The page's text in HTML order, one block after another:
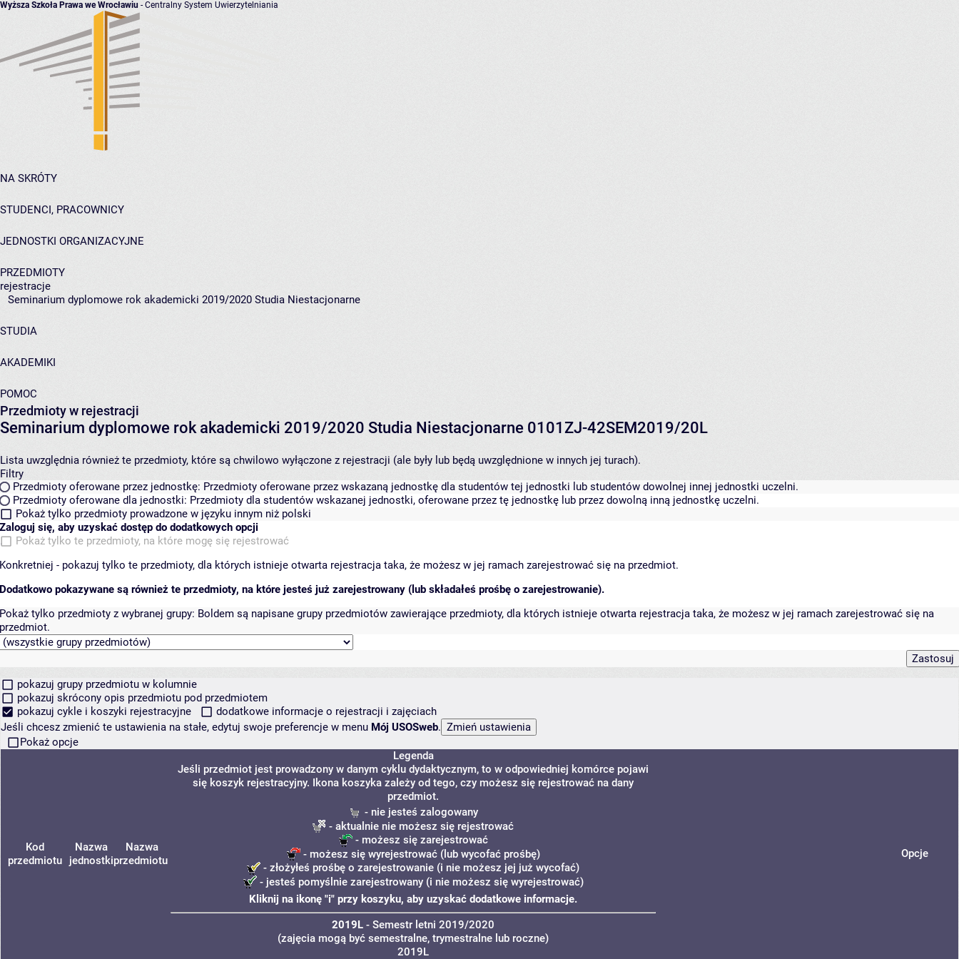
Wyższa Szkoła Prawa we Wrocławiu - Centralny System Uwierzytelniania
NA SKRÓTY
STUDENCI, PRACOWNICY
JEDNOSTKI ORGANIZACYJNE
PRZEDMIOTY
rejestracje
Seminarium dyplomowe rok akademicki 2019/2020 Studia Niestacjonarne
STUDIA
AKADEMIKI
POMOC
Przedmioty w rejestracji
Seminarium dyplomowe rok akademicki 2019/2020 Studia Niestacjonarne 0101ZJ-42SEM2019/20L
Lista uwzględnia również te przedmioty, które są chwilowo wyłączone z rejestracji (ale były lub będą uwzględnione w innych jej turach).
Filtry
Przedmioty oferowane przez jednostkę: Przedmioty oferowane przez wskazaną jednostkę dla studentów tej jednostki lub studentów dowolnej innej jednostki uczelni.
Przedmioty oferowane dla jednostki: Przedmioty dla studentów wskazanej jednostki, oferowane przez tę jednostkę lub przez dowolną inną jednostkę uczelni.
Pokaż tylko przedmioty prowadzone w języku innym niż polski
Zaloguj się, aby uzyskać dostęp do dodatkowych opcji
Pokaż tylko te przedmioty, na które mogę się rejestrować
Konkretniej - pokazuj tylko te przedmioty, dla których istnieje otwarta rejestracja taka, że możesz w jej ramach zarejestrować się na przedmiot.
Dodatkowo pokazywane są również te przedmioty, na które jesteś już zarejestrowany (lub składałeś prośbę o zarejestrowanie).
Pokaż tylko przedmioty z wybranej grupy: Boldem są napisane grupy przedmiotów zawierające przedmioty, dla których istnieje otwarta rejestracja taka, że możesz w jej ramach zarejestrować się na
przedmiot.
pokazuj grupy przedmiotu w kolumnie
pokazuj skrócony opis przedmiotu pod przedmiotem
pokazuj cykle i koszyki rejestracyjne
dodatkowe informacje o rejestracji i zajęciach
Jeśli chcesz zmienić te ustawienia na stałe, edytuj swoje preferencje w menu Mój USOSweb.
Pokaż opcje
Kod
przedmiotu
Nazwa
jednostki
Nazwa
przedmiotu
Legenda
Jeśli przedmiot jest prowadzony w danym cyklu dydaktycznym, to w odpowiedniej komórce pojawi
się koszyk rejestracyjny. Ikona koszyka zależy od tego, czy możesz się rejestrować na dany
przedmiot.
- nie jesteś zalogowany
- aktualnie nie możesz się rejestrować
- możesz się zarejestrować
- możesz się wyrejestrować (lub wycofać prośbę)
- złożyłeś prośbę o zarejestrowanie (i nie możesz jej już wycofać)
- jesteś pomyślnie zarejestrowany (i nie możesz się wyrejestrować)
Kliknij na ikonę "i" przy koszyku, aby uzyskać dodatkowe informacje.
2019L - Semestr letni 2019/2020
(zajęcia mogą być semestralne, trymestralne lub roczne)
Opcje
2019L